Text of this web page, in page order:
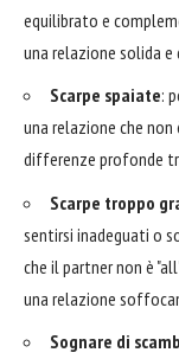
equilibrato e
una relazione solida e
Scarpe spaiate:
una relazione che non
differenze profonde
Scarpe troppo
sentirsi inadeguati o
che il partner non è
una relazione
Sognare di